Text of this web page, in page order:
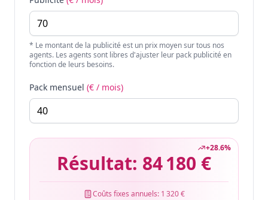
* Le montant de la publicité est un prix moyen sur tous nos
agents. Les agents sont libres d'ajuster leur pack publicité en
fonction de leurs besoins.
Pack mensuel (€ / mois)
+28.6%
Résultat: 84 180 €
Coûts fixes annuels: 1 320 €